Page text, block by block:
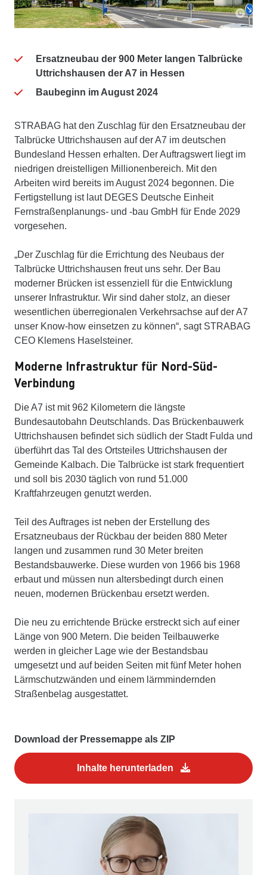
Ersatzneubau der 900 Meter langen Talbrücke
Uttrichshausen der A7 in Hessen
Baubeginn im August 2024
STRABAG hat den Zuschlag für den Ersatzneubau der
Talbrücke Uttrichshausen auf der A7 im deutschen
Bundesland Hessen erhalten. Der Auftragswert liegt im
niedrigen dreistelligen Millionenbereich. Mit den
Arbeiten wird bereits im August 2024 begonnen. Die
Fertigstellung ist laut DEGES Deutsche Einheit
Fernstraßenplanungs- und -bau GmbH für Ende 2029
vorgesehen.
„Der Zuschlag für die Errichtung des Neubaus der
Talbrücke Uttrichshausen freut uns sehr. Der Bau
moderner Brücken ist essenziell für die Entwicklung
unserer Infrastruktur. Wir sind daher stolz, an dieser
wesentlichen überregionalen Verkehrsachse auf der A7
unser Know-how einsetzen zu können“, sagt STRABAG
CEO Klemens Haselsteiner.
Moderne Infrastruktur für Nord-Süd-
Verbindung
Die A7 ist mit 962 Kilometern die längste
Bundesautobahn Deutschlands. Das Brückenbauwerk
Uttrichshausen befindet sich südlich der Stadt Fulda und
überführt das Tal des Ortsteiles Uttrichshausen der
Gemeinde Kalbach. Die Talbrücke ist stark frequentiert
und soll bis 2030 täglich von rund 51.000
Kraftfahrzeugen genutzt werden.
Teil des Auftrages ist neben der Erstellung des
Ersatzneubaus der Rückbau der beiden 880 Meter
langen und zusammen rund 30 Meter breiten
Bestandsbauwerke. Diese wurden von 1966 bis 1968
erbaut und müssen nun altersbedingt durch einen
neuen, modernen Brückenbau ersetzt werden.
Die neu zu errichtende Brücke erstreckt sich auf einer
Länge von 900 Metern. Die beiden Teilbauwerke
werden in gleicher Lage wie der Bestandsbau
umgesetzt und auf beiden Seiten mit fünf Meter hohen
Lärmschutzwänden und einem lärmmindernden
Straßenbelag ausgestattet.
Download der Pressemappe als ZIP
Inhalte herunterladen